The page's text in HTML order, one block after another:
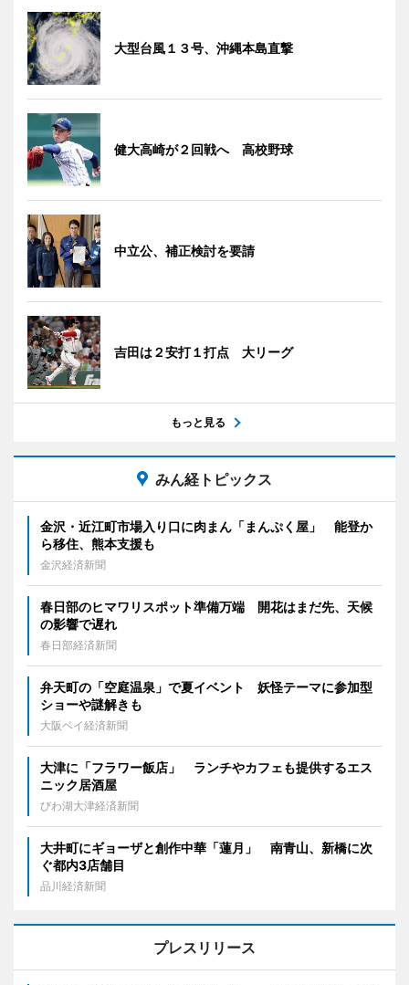
大型台風１３号、沖縄本島直撃
健大高崎が２回戦へ 高校野球
中立公、補正検討を要請
吉田は２安打１打点 大リーグ
もっと見る
みん経トピックス
金沢・近江町市場入り口に肉まん「まんぷく屋」 能登か
ら移住、熊本支援も
金沢経済新聞
春日部のヒマワリスポット準備万端 開花はまだ先、天候
の影響で遅れ
春日部経済新聞
弁天町の「空庭温泉」で夏イベント 妖怪テーマに参加型
ショーや謎解きも
大阪ベイ経済新聞
大津に「フラワー飯店」 ランチやカフェも提供するエス
ニック居酒屋
びわ湖大津経済新聞
大井町にギョーザと創作中華「蓮月」 南青山、新橋に次
ぐ都内3店舗目
品川経済新聞
プレスリリース